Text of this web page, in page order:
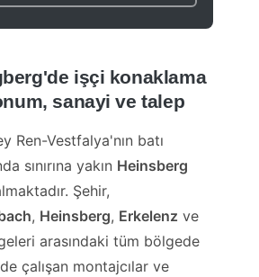
işçi konaklama
sanayi ve talep
Ren-Vestfalya'nın batı
sınırına yakın Heinsberg
Şehir,
, Heinsberg, Erkelenz ve
arasındaki tüm bölgede
çalışan montajcılar ve